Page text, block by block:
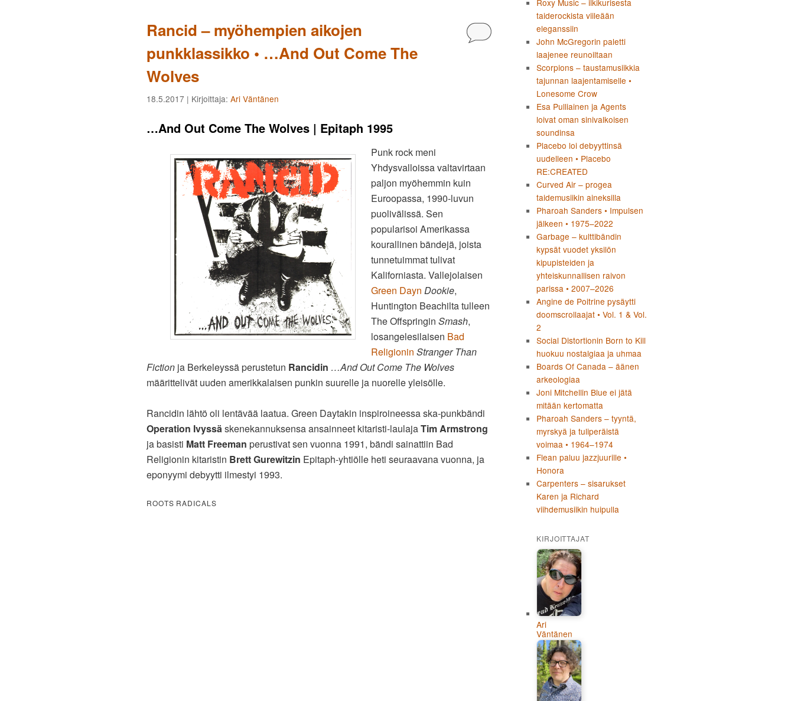
Rancid – myöhempien aikojen
punkklassikko • …And Out Come The
Wolves
Kommentoi
18.5.2017 | Kirjoittaja: Ari Väntänen
…And Out Come The Wolves | Epitaph 1995
Punk rock meni
Yhdysvalloissa valtavirtaan
paljon myöhemmin kuin
Euroopassa, 1990-luvun
puolivälissä. Sen
popularisoi Amerikassa
kourallinen bändejä, joista
tunnetuimmat tulivat
Kaliforniasta. Vallejolaisen
Green Dayn Dookie,
Huntington Beachilta tulleen
The Offspringin Smash,
losangelesilaisen Bad
Religionin Stranger Than
Fiction ja Berkeleyssä perustetun Rancidin …And Out Come The Wolves
määrittelivät uuden amerikkalaisen punkin suurelle ja nuorelle yleisölle.
Rancidin lähtö oli lentävää laatua. Green Daytakin inspiroineessa ska-punkbändi
Operation Ivyssäskenekannuksensa ansainneet kitaristi-laulajaTim Armstrong
ja basisti Matt Freeman perustivat sen vuonna 1991, bändi sainattiin Bad
Religionin kitaristin Brett Gurewitzin Epitaph-yhtiölle heti seuraavana vuonna, ja
eponyymi debyytti ilmestyi 1993.
ROOTS RADICALS
Roxy Music – ilkikurisesta
taiderockista viileään
eleganssiin
John McGregorin paletti
laajenee reunoiltaan
Scorpions – taustamusiikkia
tajunnan laajentamiselle •
Lonesome Crow
Esa Pulliainen ja Agents
loivat oman sinivalkoisen
soundinsa
Placebo loi debyyttinsä
uudelleen • Placebo
RE:CREATED
Curved Air – progea
taidemusiikin aineksilla
Pharoah Sanders • Impulsen
jälkeen • 1975–2022
Garbage – kulttibändin
kypsät vuodet yksilön
kipupisteiden ja
yhteiskunnallisen raivon
parissa • 2007–2026
Angine de Poitrine pysäytti
doomscrollaajat • Vol. 1 & Vol.
2
Social Distortionin Born to Kill
huokuu nostalgiaa ja uhmaa
Boards Of Canada – äänen
arkeologiaa
Joni Mitchellin Blue ei jätä
mitään kertomatta
Pharoah Sanders – tyyntä,
myrskyä ja tuliperäistä
voimaa • 1964–1974
Flean paluu jazzjuurille •
Honora
Carpenters – sisarukset
Karen ja Richard
viihdemusiikin huipulla
KIRJOITTAJAT
Ari
Väntänen